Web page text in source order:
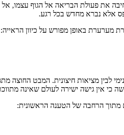
את פעולת הבריאה אל הגוף עצמו,
אלא נברא מחדש בכל רגע.
מערערת באופן מפורש על כיוון הראייה:
לבין מציאות חיצונית. המבט
כי אין גישה ישירה לעולם שאינה
מתוך הרחבה של הטענה הראשונית: